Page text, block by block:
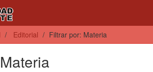
Editorial Filtrar por: Materia